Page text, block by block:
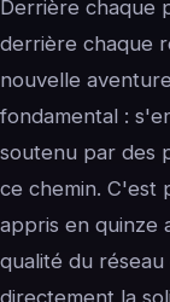
Derrière chaque
derrière chaque
nouvelle
fondamental :
soutenu par des
ce chemin. C'est
appris en quinze
qualité du
directement la